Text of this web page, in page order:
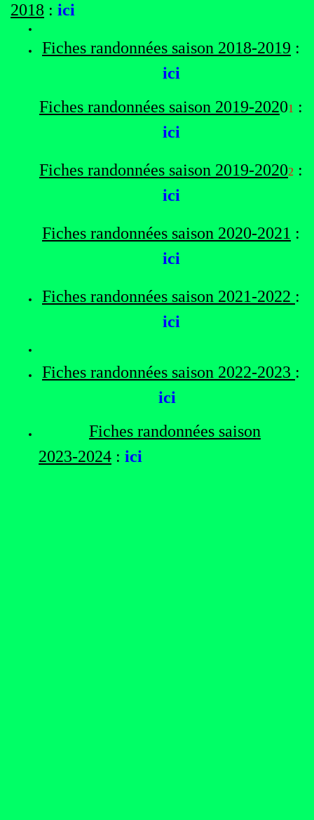
2018 : ici
Fiches randonnées saison 2018-2019 :
ici
Fiches randonnées saison 2019-20201
:
ici
Fiches randonnées saison 2019-20202 :
ici
Fiches randonnées saison 2020-2021 :
ici
Fiches randonnées saison 2021-2022 :
ici
Fiches randonnées saison 2022-2023 :
ici
Fiches randonnées saison
2023-2024 : ici